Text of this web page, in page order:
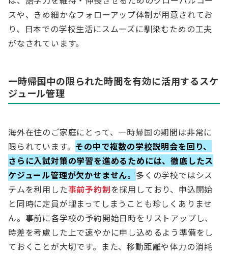
スや、きめ細かなフォローアップ体制が用意されてお
り、日本での学校生活にスムーズに馴染むための工夫
がなされています。
一時帰国中の限られた時間を有効に活用するスケ
ジュール管理
海外在住のご家庭にとって、一時帰国の期間は非常に
限られています。 その中で複数の学校説明会を回り、
さらに入試対策の学習を進めるためには、徹底したス
ケジュール管理が欠かせません。 多くの学校ではシス
テムを利用した事前予約制を採用しており、申込開始
と同時に定員が埋まってしまうことも珍しくありませ
ん。事前に各学校の予約開始日時をリストアップし、
時差を考慮した上で速やかに申し込めるよう準備をし
ておくことが大切です。また、移動距離や体力の消耗